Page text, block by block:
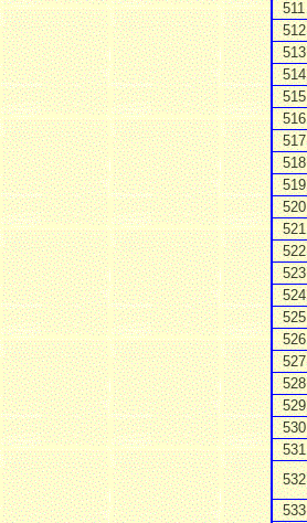
511
512
513
514
515
516
517
518
519
520
521
522
523
524
525
526
527
528
529
530
531
532
533